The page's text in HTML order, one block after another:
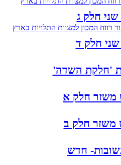
חלק ג
חלק ד
'חלקת השדה'
חלק א
חלק ב
חדש